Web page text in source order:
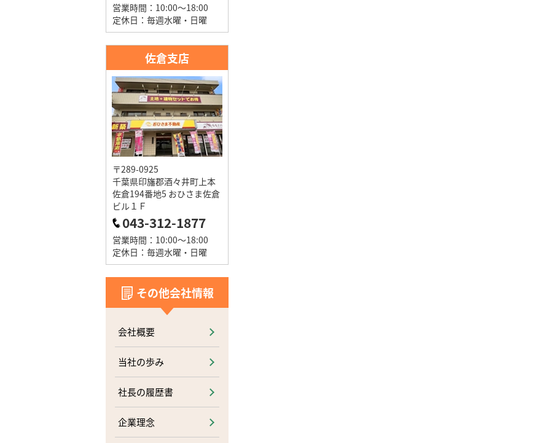
営業時間：10:00～18:00
定休日：毎週水曜・日曜
佐倉支店
〒289-0925
千葉県印旛郡酒々井町上本
佐倉194番地5 おひさま佐倉
ビル１Ｆ
043-312-1877
営業時間：10:00～18:00
定休日：毎週水曜・日曜
その他会社情報
会社概要
当社の歩み
社長の履歴書
企業理念